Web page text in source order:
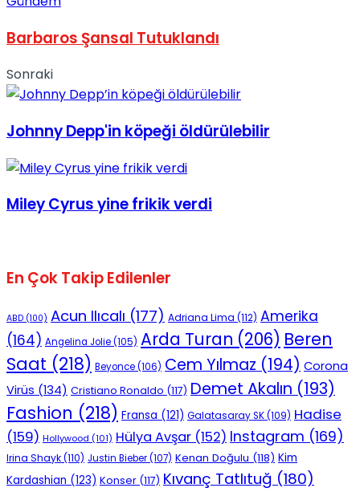
Barbaros Şansal Tutuklandı
Sonraki
Johnny Depp'in köpeği öldürülebilir
Miley Cyrus yine frikik verdi
En Çok Takip Edilenler
ABD (100) Acun Ilıcalı (177) Adriana Lima (112) Amerika
(164) Angelina Jolie(105) Arda Turan (206) Beren
Saat (218) Beyonce(106) Cem Yılmaz (194) Corona
Virüs (134) Cristiano Ronaldo (117) Demet Akalın (193)
Fashion (218) Fransa (121) Galatasaray SK(109) Hadise
(159) Hollywood (101) Hülya Avşar (152) Instagram (169)
Irina Shayk(110) Justin Bieber(107) Kenan Doğulu (118) Kim
Kardashian (123) Konser (117) Kıvanç Tatlıtuğ (180)